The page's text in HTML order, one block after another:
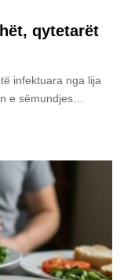
qytetarët
infektuara nga lija
e sëmundjes…